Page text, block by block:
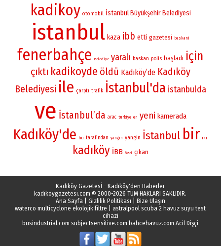
kadikoy otomobil İstanbul Büyükşehir Belediyesi
istanbul kaza ibb etti gazetesi baskani
fenerbahçe Belediye yaralı baskan polis başladı için
çıktı kadikoyde öldü Kadıköy’de Kadıköy
Belediyesi ile çarptı trafik İstanbul'da istanbulda
ve İstanbul’da arac turkiye en yeni kamerada
Kadıköy'de bu tarafından yangın yangin İstanbul bir iki
kadıköy İBB özel çıkan
Kadıköy Gazetesİ - Kadıköy'den Haberler
kadikoygazetesi.com © 2000-2026 TÜM HAKLARI SAKLIDIR.
Ana Sayfa| Gizlilik Politikası
Bize Ulaşın
waterco multicyclone ekolojik filtre
astralpool scuba 2 havuz suyu test
cihazi
busindustrial.com subjectsensitive.com bahcehavuz.com Acil Dişçi